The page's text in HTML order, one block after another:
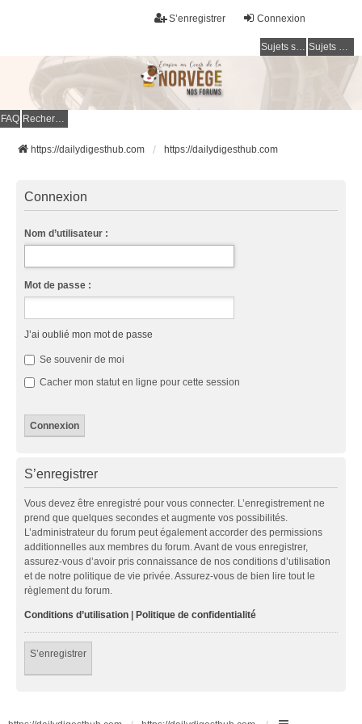
Connexion
S’enregistrer
Sujets sans réponse Sujets actifs
FAQ Rechercher
https://dailydigesthub.com https://dailydigesthub.com
Connexion
Nom d’utilisateur :
Mot de passe :
J’ai oublié mon mot de passe
Se souvenir de moi
Cacher mon statut en ligne pour cette session
S’enregistrer
Vous devez être enregistré pour vous connecter. L’enregistrement ne
prend que quelques secondes et augmente vos possibilités.
L’administrateur du forum peut également accorder des permissions
additionnelles aux membres du forum. Avant de vous enregistrer,
assurez-vous d’avoir pris connaissance de nos conditions d’utilisation
et de notre politique de vie privée. Assurez-vous de bien lire tout le
règlement du forum.
Conditions d’utilisation Politique de confidentialité
S’enregistrer